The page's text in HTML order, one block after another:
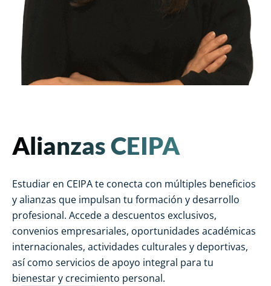
Alianzas CEIPA
Estudiar en CEIPA te conecta con múltiples beneficios
y alianzas que impulsan tu formación y desarrollo
profesional. Accede a descuentos exclusivos,
convenios empresariales, oportunidades académicas
internacionales, actividades culturales y deportivas,
así como servicios de apoyo integral para tu
bienestar y crecimiento personal.